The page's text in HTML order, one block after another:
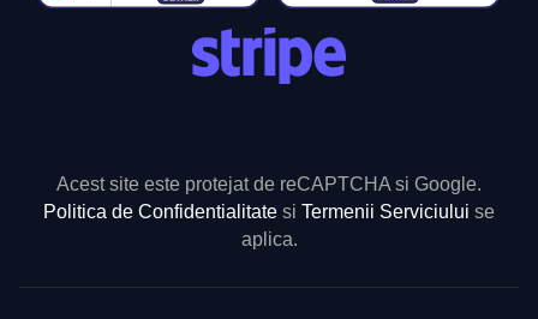
Acest site este protejat de reCAPTCHA si Google.
Politica de Confidentialitate si Termenii Serviciului se
aplica.